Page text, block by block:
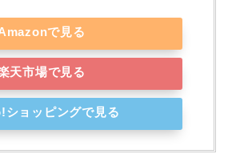
で見る
天市場で見る
ショッピングで見る